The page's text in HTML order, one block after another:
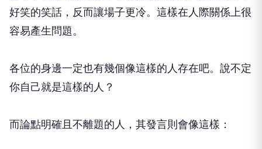
好笑的笑話，反而讓場子更冷。這樣在人際關係上很
容易產生問題。
各位的身邊一定也有幾個像這樣的人存在吧。說不定
你自己就是這樣的人？
而論點明確且不離題的人，其發言則會像這樣：